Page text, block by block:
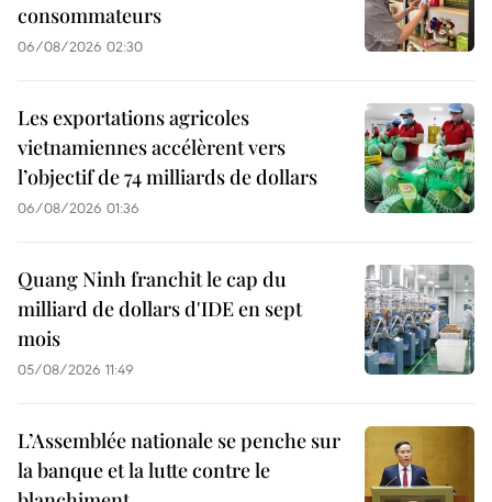
consommateurs
06/08/2026 02:30
Les exportations agricoles
vietnamiennes accélèrent vers
l’objectif de 74 milliards de dollars
06/08/2026 01:36
Quang Ninh franchit le cap du
milliard de dollars d'IDE en sept
mois
05/08/2026 11:49
L’Assemblée nationale se penche sur
la banque et la lutte contre le